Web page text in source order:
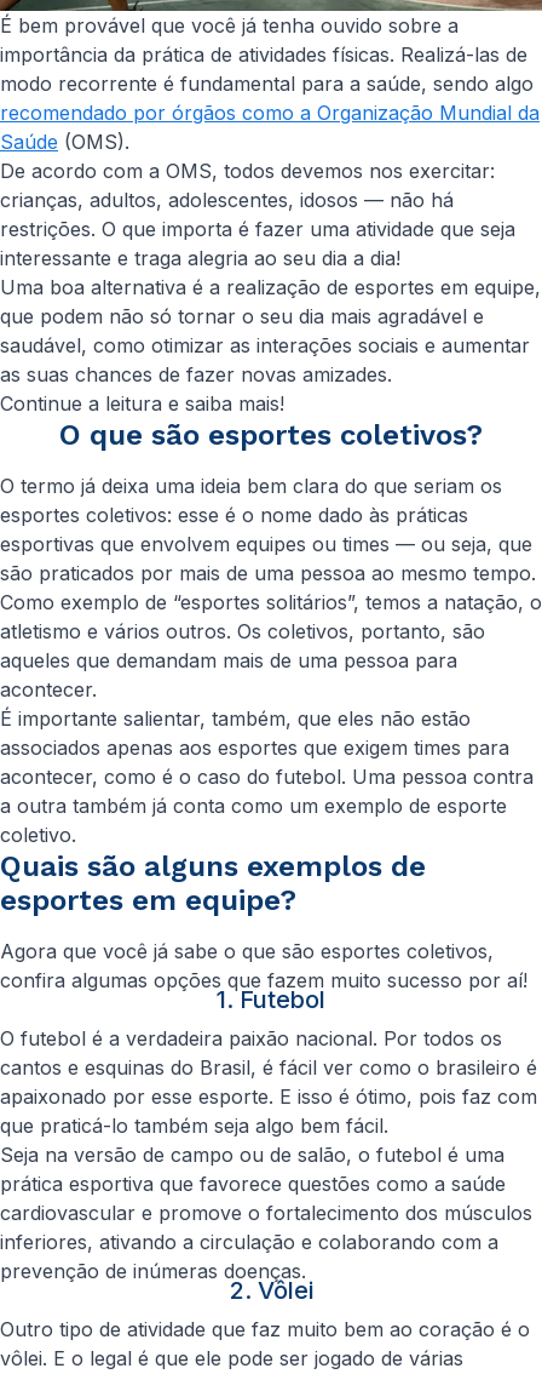
É bem provável que você já tenha ouvido sobre a
importância da prática de atividades físicas. Realizá-las de
modo recorrente é fundamental para a saúde, sendo algo
recomendado por órgãos como a Organização Mundial da
Saúde (OMS).
De acordo com a OMS, todos devemos nos exercitar:
crianças, adultos, adolescentes, idosos — não há
restrições. O que importa é fazer uma atividade que seja
interessante e traga alegria ao seu dia a dia!
Uma boa alternativa é a realização de esportes em equipe,
que podem não só tornar o seu dia mais agradável e
saudável, como otimizar as interações sociais e aumentar
as suas chances de fazer novas amizades.
Continue a leitura e saiba mais!
O que são esportes coletivos?
O termo já deixa uma ideia bem clara do que seriam os
esportes coletivos: esse é o nome dado às práticas
esportivas que envolvem equipes ou times — ou seja, que
são praticados por mais de uma pessoa ao mesmo tempo.
Como exemplo de “esportes solitários”, temos a natação, o
atletismo e vários outros. Os coletivos, portanto, são
aqueles que demandam mais de uma pessoa para
acontecer.
É importante salientar, também, que eles não estão
associados apenas aos esportes que exigem times para
acontecer, como é o caso do futebol. Uma pessoa contra
a outra também já conta como um exemplo de esporte
coletivo.
Quais são alguns exemplos de
esportes em equipe?
Agora que você já sabe o que são esportes coletivos,
confira algumas opções que fazem muito sucesso por aí!
1. Futebol
O futebol é a verdadeira paixão nacional. Por todos os
cantos e esquinas do Brasil, é fácil ver como o brasileiro é
apaixonado por esse esporte. E isso é ótimo, pois faz com
que praticá-lo também seja algo bem fácil.
Seja na versão de campo ou de salão, o futebol é uma
prática esportiva que favorece questões como a saúde
cardiovascular e promove o fortalecimento dos músculos
inferiores, ativando a circulação e colaborando com a
prevenção de inúmeras doenças.
2. Vôlei
Outro tipo de atividade que faz muito bem ao coração é o
vôlei. E o legal é que ele pode ser jogado de várias